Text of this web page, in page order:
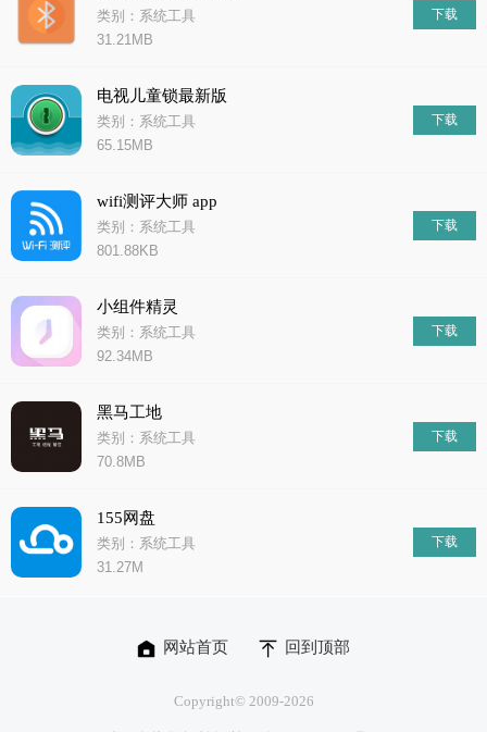
类别：系统工具
31.21MB
下载
电视儿童锁最新版
类别：系统工具
65.15MB
下载
wifi测评大师 app
类别：系统工具
801.88KB
下载
小组件精灵
类别：系统工具
92.34MB
下载
黑马工地
类别：系统工具
70.8MB
下载
155网盘
类别：系统工具
31.27M
下载
网站首页 回到顶部
Copyright© 2009-2026